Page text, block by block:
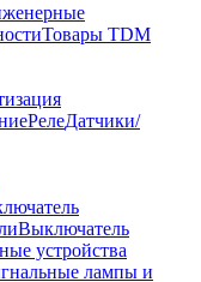
Товары TDM
РелеДатчики/
Выключатель
устройства
лампы и